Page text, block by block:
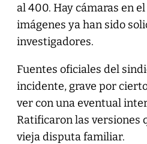
al 400. Hay cámaras en
imágenes ya han sido
investigadores.
Fuentes oficiales del
incidente, grave por
ver con una eventual
Ratificaron las versiones
vieja disputa familiar.